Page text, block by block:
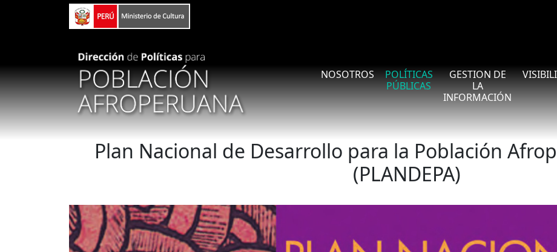
Pasar al contenido principal
Navegación principal
NOSOTROS
POLÍTICAS
PÚBLICAS
GESTION DE
LA
INFORMACIÓN
Plan Nacional de Desarrollo para la Población
(PLANDEPA)